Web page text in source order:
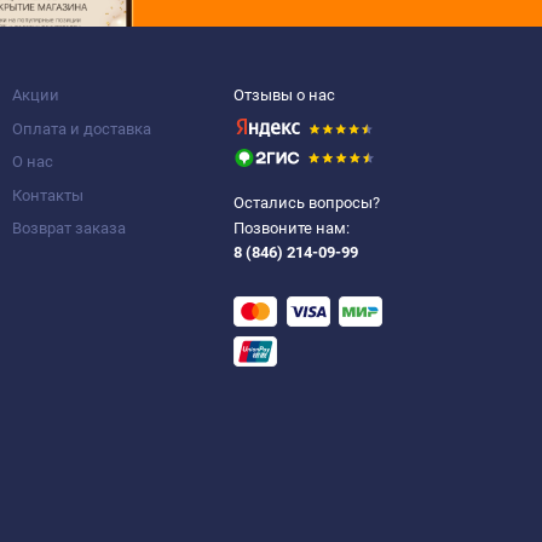
Акции
Оплата и доставка
О нас
Контакты
Возврат заказа
Отзывы о нас
Остались вопросы?
Позвоните нам:
8 (846) 214-09-99